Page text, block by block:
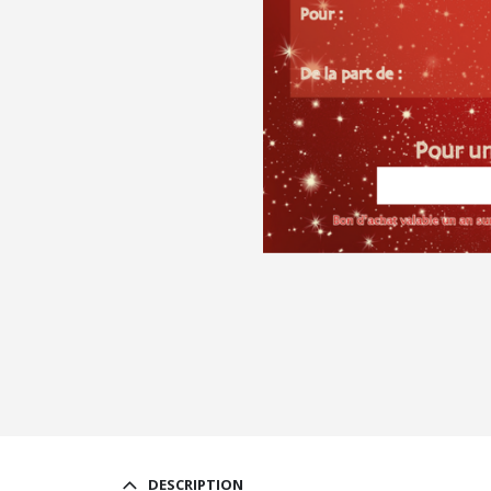
DESCRIPTION